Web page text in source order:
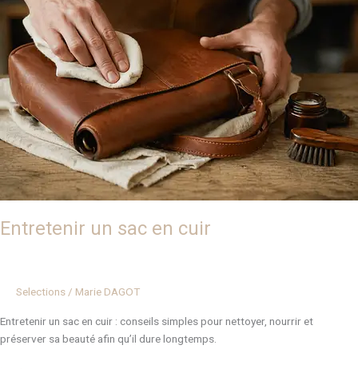
Entretenir un sac en cuir
Selections / Marie DAGOT
Entretenir un sac en cuir : conseils simples pour nettoyer, nourrir et
préserver sa beauté afin qu’il dure longtemps.
sac